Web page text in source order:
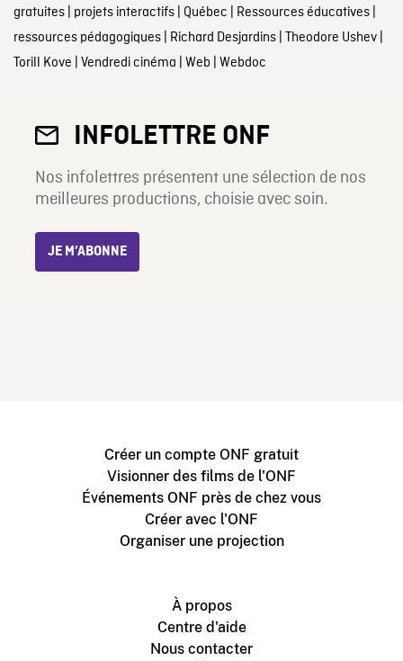
gratuites| projets interactifs| Québec | Ressources éducatives|
ressources pédagogiques| Richard Desjardins| Theodore Ushev|
Torill Kove | Vendredi cinéma | Web | Webdoc
INFOLETTRE ONF
Nos infolettres présentent une sélection de nos
meilleures productions, choisie avec soin.
JE M’ABONNE
Créer un compte ONF gratuit
Visionner des films de l'ONF
Événements ONF près de chez vous
Créer avec l'ONF
Organiser une projection
À propos
Centre d'aide
Nous contacter